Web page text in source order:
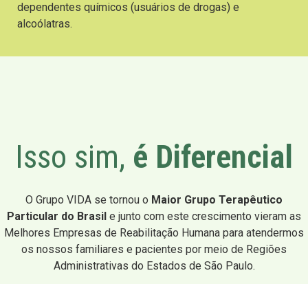
dependentes químicos (usuários de drogas) e
alcoólatras.
Isso sim, é Diferencial
O Grupo VIDA se tornou o Maior Grupo Terapêutico
Particular do Brasil e junto com este crescimento vieram as
Melhores Empresas de Reabilitação Humana para atendermos
os nossos familiares e pacientes por meio de Regiões
Administrativas do Estados de São Paulo.